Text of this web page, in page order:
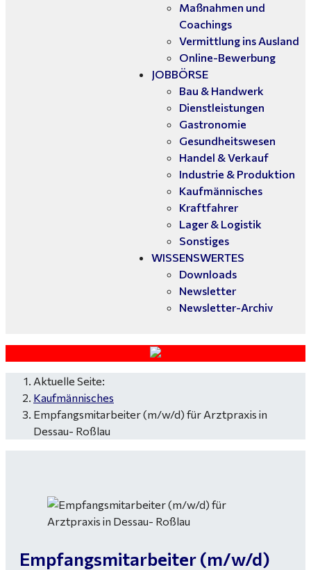
Maßnahmen und
Coachings
Vermittlung ins Ausland
Online-Bewerbung
JOBBÖRSE
Bau & Handwerk
Dienstleistungen
Gastronomie
Gesundheitswesen
Handel & Verkauf
Industrie & Produktion
Kaufmännisches
Kraftfahrer
Lager & Logistik
Sonstiges
WISSENSWERTES
Downloads
Newsletter
Newsletter-Archiv
Aktuelle Seite:
Kaufmännisches
Empfangsmitarbeiter (m/w/d) für Arztpraxis in
Dessau- Roßlau
Empfangsmitarbeiter (m/w/d)